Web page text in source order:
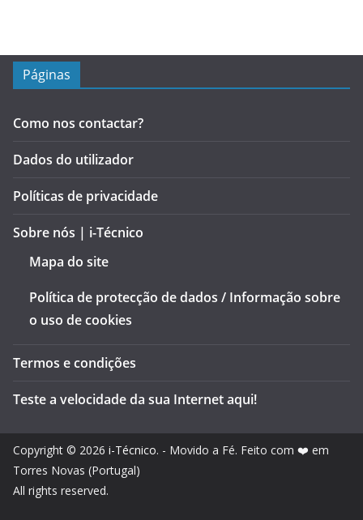
Páginas
Como nos contactar?
Dados do utilizador
Políticas de privacidade
Sobre nós | i-Técnico
Mapa do site
Política de protecção de dados / Informação sobre
o uso de cookies
Termos e condições
Teste a velocidade da sua Internet aqui!
Copyright © 2026 i-Técnico. - Movido a Fé. Feito com ❤️ em
Torres Novas (Portugal)
All rights reserved.